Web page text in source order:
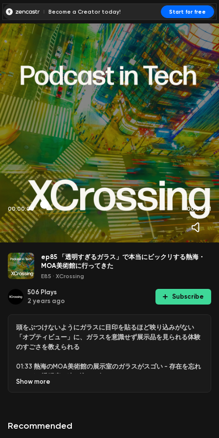
Become a Creator today! Start for free
00:00:00 00:00:01
ep85 「透明すぎるガラス」で本当にビックリする熱海・
MOA美術館に行ってきた
E85 · XCrossing
506 Plays
2 years ago
Subscribe
頭をぶつけないようにガラスに目印を貼るほど映り込みがない
「オプティビュー」に、ガラスを意識せず展示品を見られる体験
のすごさを教えられる
01:33 熱海のMOA美術館の展示室のガラスがスゴい - 存在を忘れ
02:37 実際に版画を見ているときも顔を近づけてしまい、自分の
Show more
Recommended